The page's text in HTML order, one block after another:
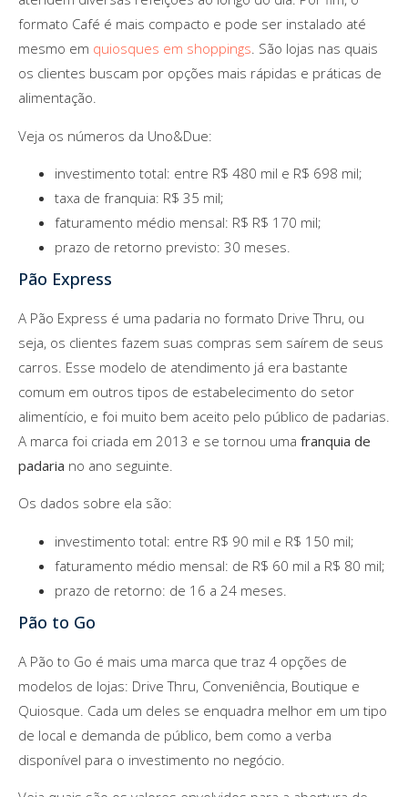
formato Café é mais compacto e pode ser instalado até
mesmo em quiosques em shoppings. São lojas nas quais
os clientes buscam por opções mais rápidas e práticas de
alimentação.
Veja os números da Uno&Due:
investimento total: entre R$ 480 mil e R$ 698 mil;
taxa de franquia: R$ 35 mil;
faturamento médio mensal: R$ R$ 170 mil;
prazo de retorno previsto: 30 meses.
Pão Express
A Pão Express é uma padaria no formato Drive Thru, ou
seja, os clientes fazem suas compras sem saírem de seus
carros. Esse modelo de atendimento já era bastante
comum em outros tipos de estabelecimento do setor
alimentício, e foi muito bem aceito pelo público de padarias.
A marca foi criada em 2013 e se tornou uma franquia de
padaria no ano seguinte.
Os dados sobre ela são:
investimento total: entre R$ 90 mil e R$ 150 mil;
faturamento médio mensal: de R$ 60 mil a R$ 80 mil;
prazo de retorno: de 16 a 24 meses.
Pão to Go
A Pão to Go é mais uma marca que traz 4 opções de
modelos de lojas: Drive Thru, Conveniência, Boutique e
Quiosque. Cada um deles se enquadra melhor em um tipo
de local e demanda de público, bem como a verba
disponível para o investimento no negócio.